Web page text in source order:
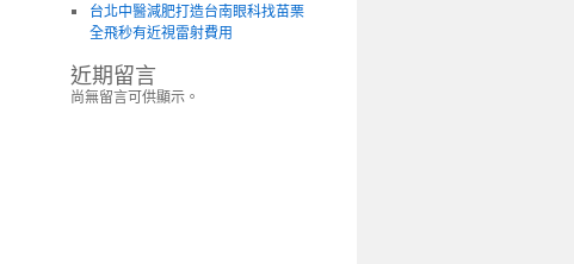
台北中醫減肥打造台南眼科找苗栗
全飛秒有近視雷射費用
近期留言
尚無留言可供顯示。